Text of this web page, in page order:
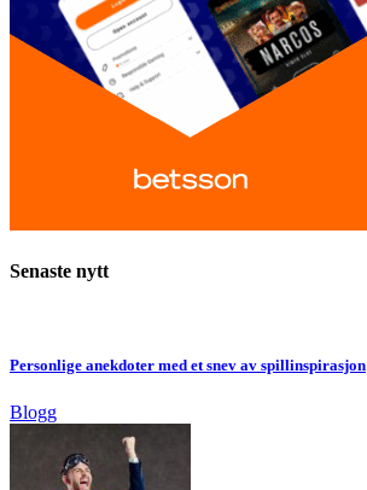
Senaste nytt
Personlige anekdoter med et snev av spillinspirasjon
Blogg